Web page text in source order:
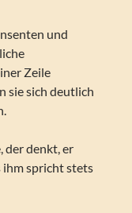
und
Zeile
sie sich deutlich
der denkt, er
ihm spricht stets